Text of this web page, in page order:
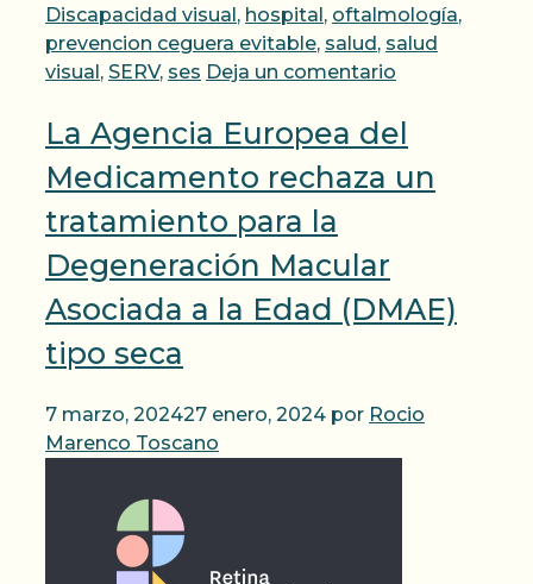
Discapacidad visual , hospital , oftalmología,
prevencion ceguera evitable, salud , salud
visual , SERV, ses Deja un comentario
La Agencia Europea del
Medicamento rechaza un
tratamiento para la
Degeneración Macular
Asociada a la Edad (DMAE)
tipo seca
7 marzo, 202427 enero, 2024 por Rocio
Marenco Toscano